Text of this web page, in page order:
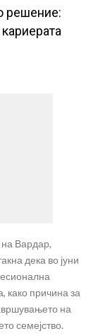
решение:
на Вардар,
дека во јуни
како причина за
на
семејство.